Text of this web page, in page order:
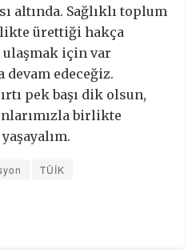
altında. Sağlıklı toplum
ürettiği hakça
ulaşmak için var
devam edeceğiz.
pek başı dik olsun,
birlikte
TÜİK